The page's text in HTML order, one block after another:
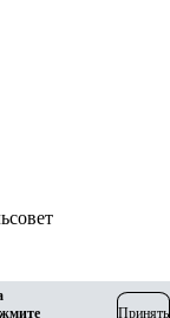
Принять